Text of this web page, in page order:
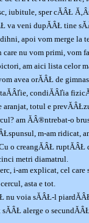
iubitule, sper cĂÂŁ
va veni dupĂÂŁ tine
apoi vom merge la
nu vom primi, vom
am aici lista celor
avea orĂÂŁ de
condiĂÂľia
aranjat, totul e
am ĂÂ®ntrebat-o
m-am ridicat,
o creangĂÂŁ
metri diamatrul.
i-am explicat, cel
asta e tot.
nu voia sĂÂŁ-l
sĂÂŁ alerge o